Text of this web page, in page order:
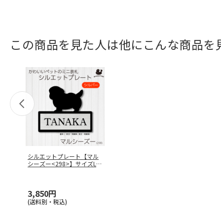
この商品を見た人は他にこんな商品を
シルエットプレート【マル
シーズー<298>】サイズL /
3,850円
(送料別・税込)